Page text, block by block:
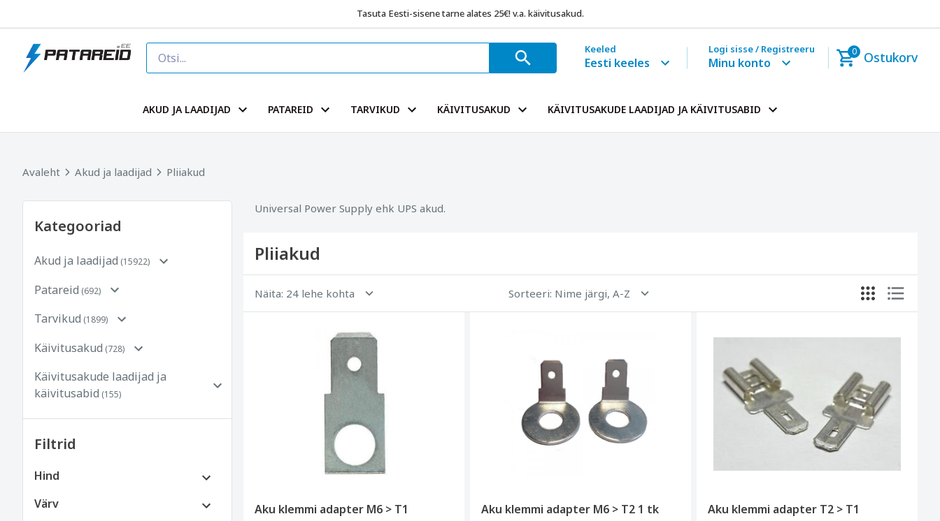
Tasuta Eesti-sisene tarne alates 25€! v.a. käivitusakud.
Logi sisse / Registreeru
Minu konto
0 Ostukorv
Keeled
Eesti keeles
AKUD JA LAADIJAD PATAREID TARVIKUD KÄIVITUSAKUD KÄIVITUSAKUDE LAADIJAD JA KÄIVITUSABID
Avaleht Akud ja laadijad Pliiakud
Kategooriad
Akud ja laadijad (15922)
Patareid (692)
Tarvikud (1899)
Käivitusakud (728)
Käivitusakude laadijad ja
käivitusabid (155)
Filtrid
Hind
Värv
Universal Power Supply ehk UPS akud.
Pliiakud
Näita: 24 lehe kohta Sorteeri: Nime järgi, A-Z
Aku klemmi adapter M6 > T1 Aku klemmi adapter M6 > T2 1 tk Aku klemmi adapter T2 > T1